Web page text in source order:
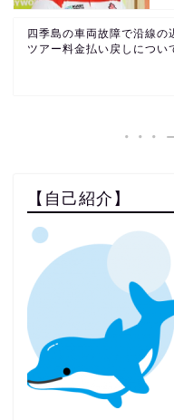
四季島の車両故障で沿線の
ツアー料金払い戻しについ
【自己紹介】